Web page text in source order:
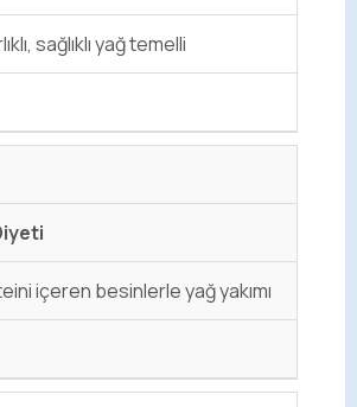
sağlıklı yağ temelli
içeren besinlerle yağ yakımı